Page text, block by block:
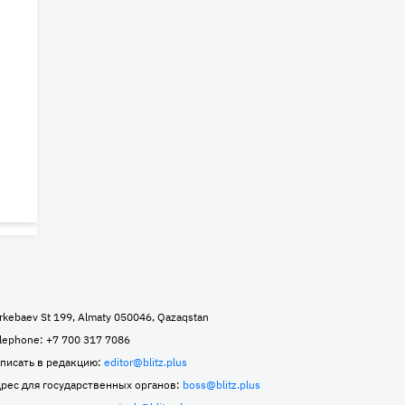
St 199, Almaty 050046, Qazaqstan
+7 700 317 7086
в редакцию: editor@blitz.plus
для государственных органов: boss@blitz.plus